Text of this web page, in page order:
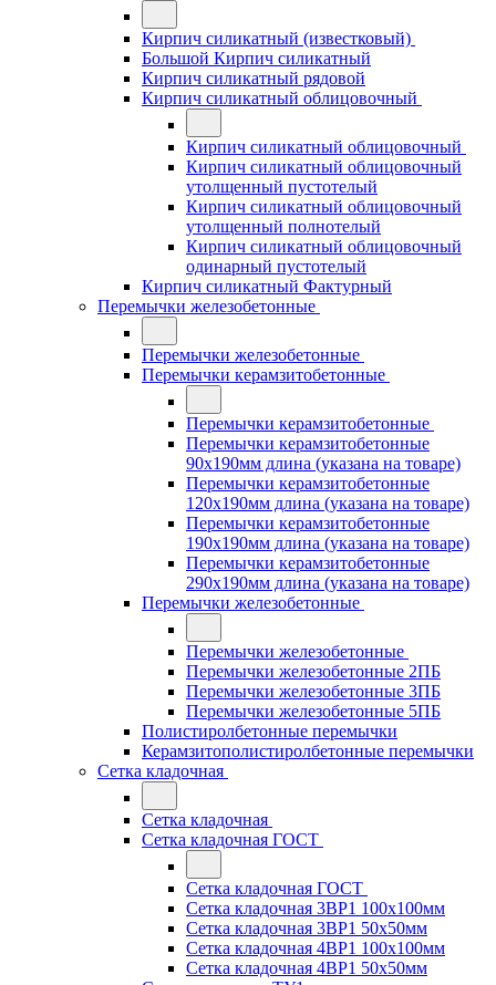
Кирпич силикатный (известковый)
Большой Кирпич силикатный
Кирпич силикатный рядовой
Кирпич силикатный облицовочный
Кирпич силикатный облицовочный
Кирпич силикатный облицовочный
утолщенный пустотелый
Кирпич силикатный облицовочный
утолщенный полнотелый
Кирпич силикатный облицовочный
одинарный пустотелый
Кирпич силикатный Фактурный
Перемычки железобетонные
Перемычки железобетонные
Перемычки керамзитобетонные
Перемычки керамзитобетонные
Перемычки керамзитобетонные
90x190мм длина (указана на товаре)
Перемычки керамзитобетонные
120x190мм длина (указана на товаре)
Перемычки керамзитобетонные
190x190мм длина (указана на товаре)
Перемычки керамзитобетонные
290x190мм длина (указана на товаре)
Перемычки железобетонные
Перемычки железобетонные
Перемычки железобетонные 2ПБ
Перемычки железобетонные 3ПБ
Перемычки железобетонные 5ПБ
Полистиролбетонные перемычки
Керамзитополистиролбетонные перемычки
Сетка кладочная
Сетка кладочная
Сетка кладочная ГОСТ
Сетка кладочная ГОСТ
Сетка кладочная 3ВР1 100x100мм
Сетка кладочная 3ВР1 50x50мм
Сетка кладочная 4ВР1 100x100мм
Сетка кладочная 4ВР1 50x50мм